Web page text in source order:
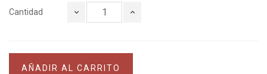
Cantidad
AÑADIR AL CARRITO